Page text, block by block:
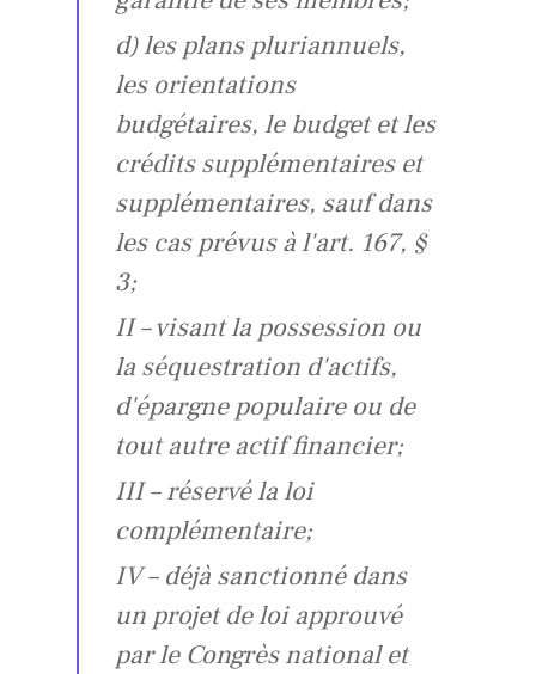
d) les plans pluriannuels,
les orientations
budgétaires, le budget et les
crédits supplémentaires et
supplémentaires, sauf dans
les cas prévus à l'art. 167, §
3;
II – visant la possession ou
la séquestration d'actifs,
d'épargne populaire ou de
tout autre actif financier;
III – réservé la loi
complémentaire;
IV – déjà sanctionné dans
un projet de loi approuvé
par le Congrès national et